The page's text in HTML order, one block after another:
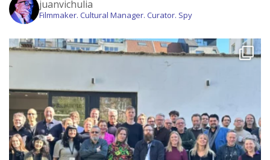
juanvichulia
Filmmaker. Cultural Manager. Curator. Spy